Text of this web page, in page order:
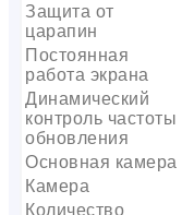
Защита от
царапин
Постоянная
работа экрана
Динамический
контроль частоты
обновления
Основная камера
Камера
Количество